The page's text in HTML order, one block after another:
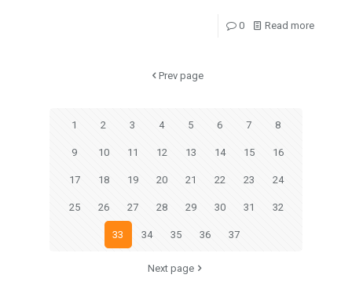
0 Read more
Prev page
1 2 3 4 5 6 7 8
9 10 11 12 13 14 15 16
17 18 19 20 21 22 23 24
25 26 27 28 29 30 31 32
33 34 35 36 37
Next page